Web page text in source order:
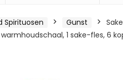
Spirituosen Gunst
1 sake-fles, 6